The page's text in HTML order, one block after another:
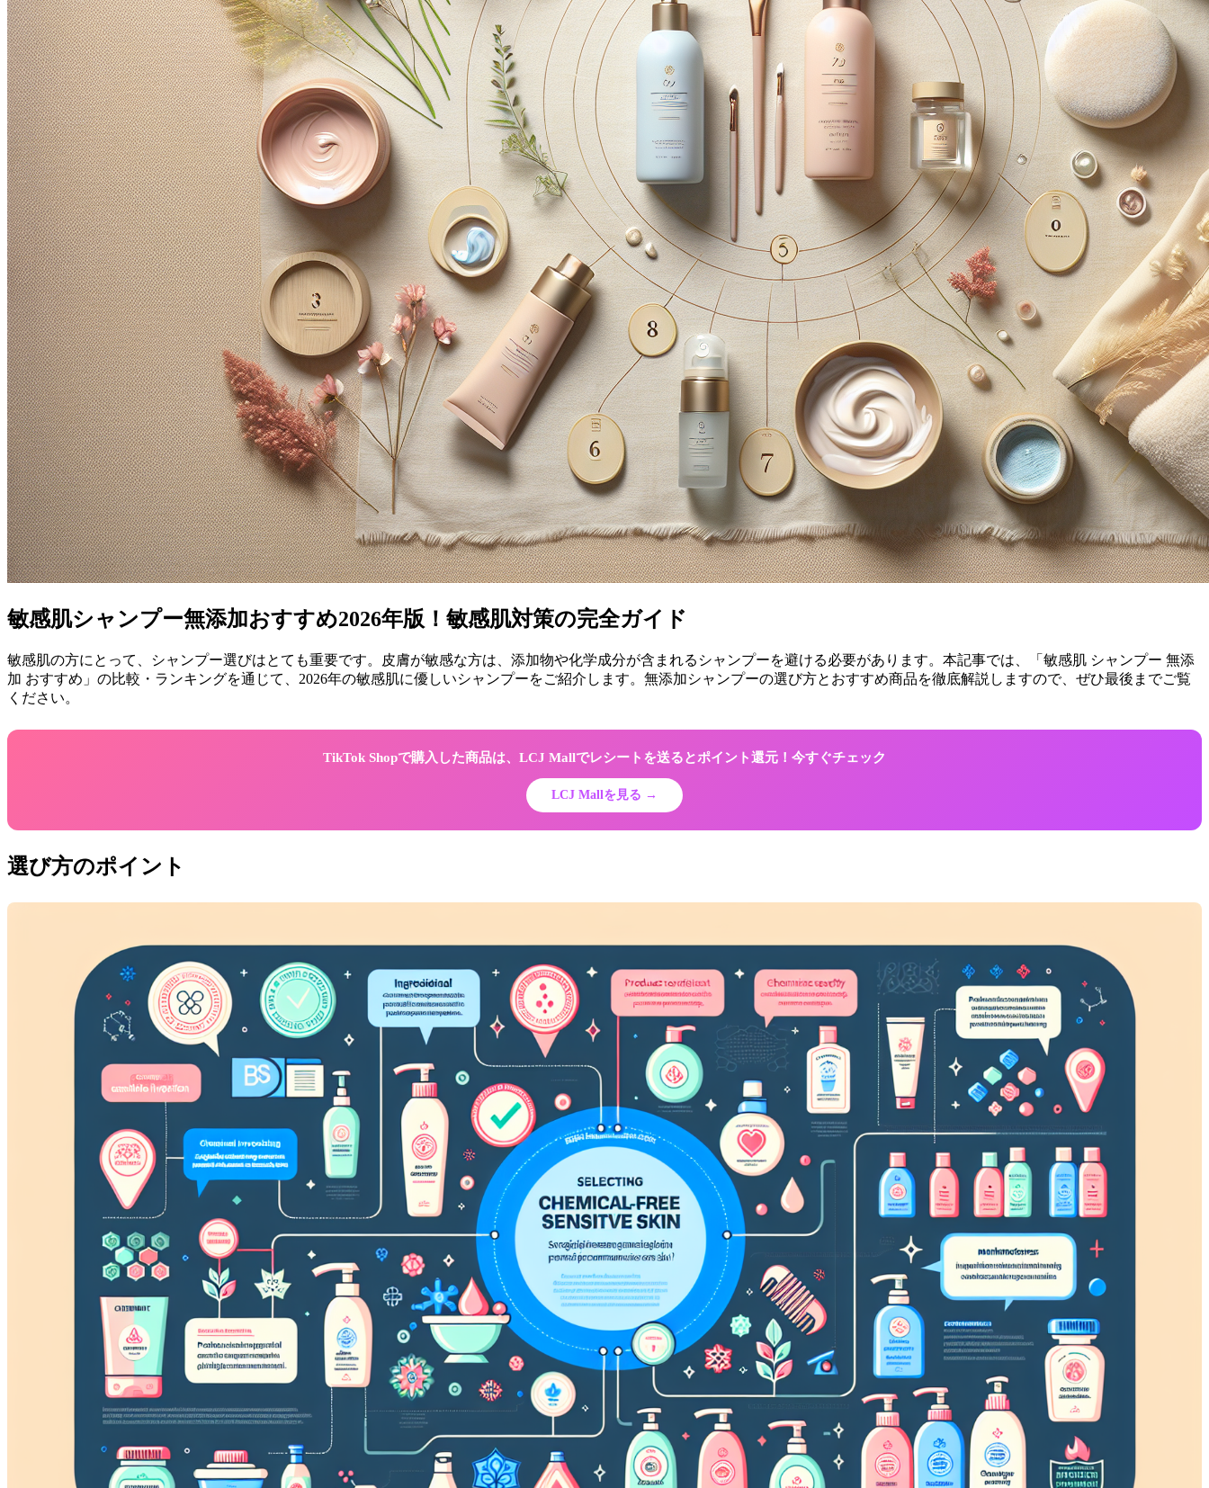
敏感肌シャンプー無添加おすすめ2026年版！敏感肌対策の完全ガイド
敏感肌の方にとって、シャンプー選びはとても重要です。皮膚が敏感な方は、添加物や化学成分が含まれるシャンプーを避ける必要があります。本記事では、「敏感肌 シャンプー 無添
加 おすすめ」の比較・ランキングを通じて、2026年の敏感肌に優しいシャンプーをご紹介します。無添加シャンプーの選び方とおすすめ商品を徹底解説しますので、ぜひ最後までご覧
ください。
TikTok Shopで購入した商品は、LCJ Mallでレシートを送るとポイント還元！今すぐチェック
LCJ Mallを見る →
選び方のポイント